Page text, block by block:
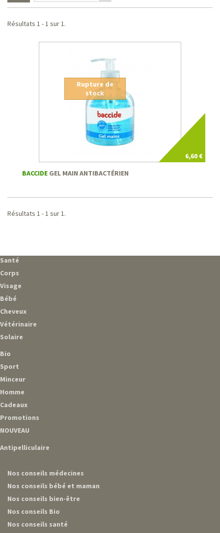
Résultats 1 - 1 sur 1.
6,60 €
Rupture de
stock
BACCIDE GEL MAIN ANTIBACTÉRIEN
Résultats 1 - 1 sur 1.
Santé
Corps
Visage
Bébé
Cheveux
Vétérinaire
Solaire
Bio
Sport
Minceur
Homme
Cadeaux
Promotions
NOUVEAU
Antipelliculaire
Nos conseils médecines
Nos conseils bébé et maman
Nos conseils bien-être
Nos conseils Bio
Nos conseils santé